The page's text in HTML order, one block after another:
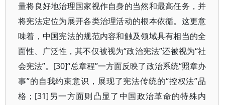
量将良好地治理国家视作自身的当然和最高任务，并
将宪法定位为展开各类治理活动的根本依循。这更意
味着，中国宪法的规范内容和触及领域具有相当的全
面性、广泛性，其不仅被视为“政治宪法”还被视为“社
会宪法”。[30]“总章程”一方面反映了政治系统“照章办
事”的自我约束意识，展现了宪法传统的“控权法”品
格；[31]另一方面则凸显了中国政治革命的特殊内